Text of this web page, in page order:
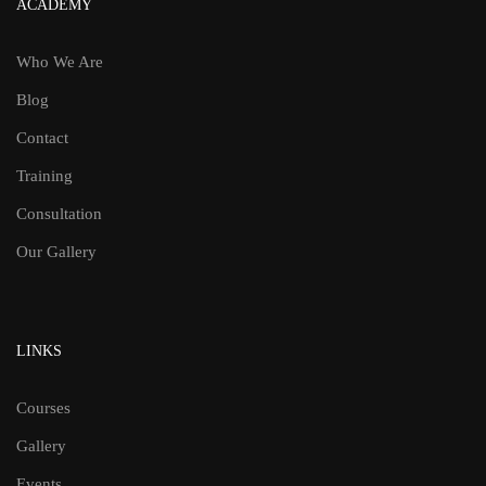
ACADEMY
Who We Are
Blog
Contact
Training
Consultation
Our Gallery
LINKS
Courses
Gallery